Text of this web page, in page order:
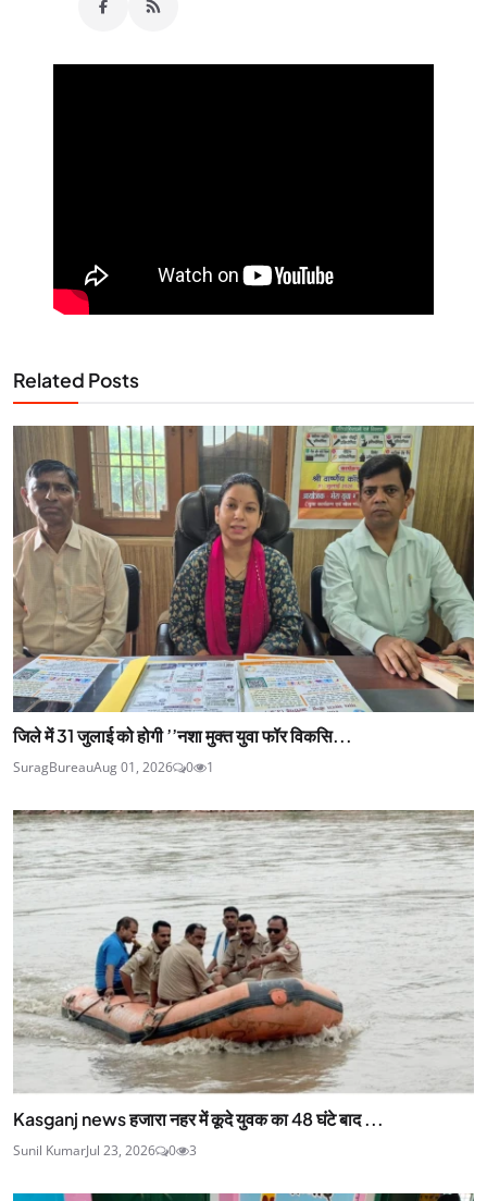
Related Posts
जिले में 31 जुलाई को होगी ’’नशा मुक्त युवा फॉर विकसि...
SuragBureauAug 01, 2026 0 1
Kasganj news हजारा नहर में कूदे युवक का 48 घंटे बाद ...
Sunil KumarJul 23, 2026 0 3